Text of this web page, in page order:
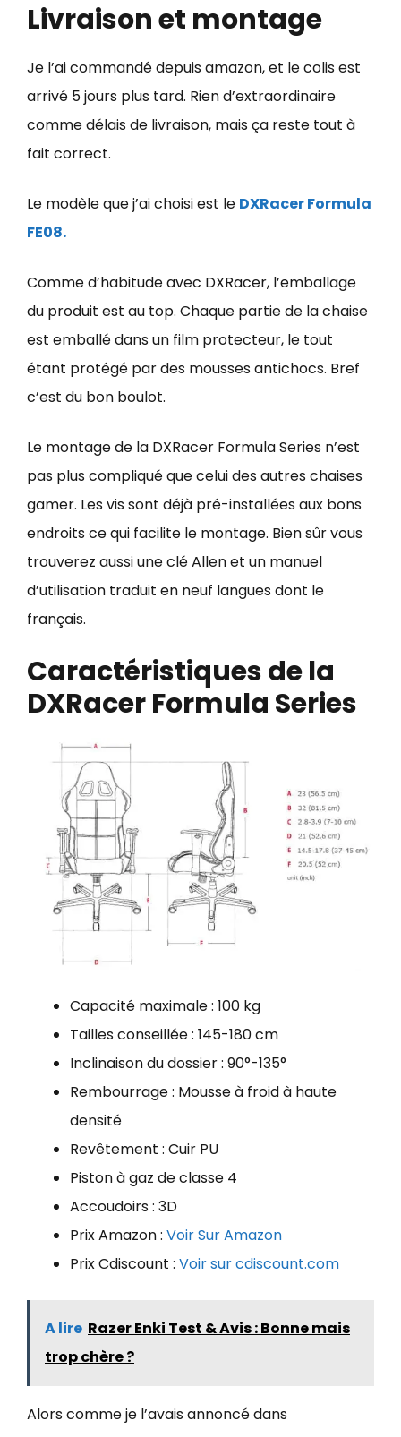
Livraison et montage
Je l’ai commandé depuis amazon, et le colis est
arrivé 5 jours plus tard. Rien d’extraordinaire
comme délais de livraison, mais ça reste tout à
fait correct.
Le modèle que j’ai choisi est le DXRacer Formula
FE08.
Comme d’habitude avec DXRacer, l’emballage
du produit est au top. Chaque partie de la chaise
est emballé dans un film protecteur, le tout
étant protégé par des mousses antichocs. Bref
c’est du bon boulot.
Le montage de la DXRacer Formula Series n’est
pas plus compliqué que celui des autres chaises
gamer. Les vis sont déjà pré-installées aux bons
endroits ce qui facilite le montage. Bien sûr vous
trouverez aussi une clé Allen et un manuel
d’utilisation traduit en neuf langues dont le
français.
Caractéristiques de la
DXRacer Formula Series
Capacité maximale : 100 kg
Tailles conseillée : 145-180 cm
Inclinaison du dossier : 90°-135°
Rembourrage : Mousse à froid à haute
densité
Revêtement : Cuir PU
Piston à gaz de classe 4
Accoudoirs : 3D
Prix Amazon : Voir Sur Amazon
Prix Cdiscount : Voir sur cdiscount.com
A lire Razer Enki Test & Avis : Bonne mais
trop chère ?
Alors comme je l’avais annoncé dans